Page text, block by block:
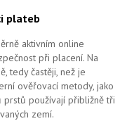
plateb
aktivním online
při placení. Na
tedy častěji, než je
ověřovací metody, jako
používají přibližně tři
zemí.